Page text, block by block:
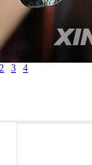
2 3 4